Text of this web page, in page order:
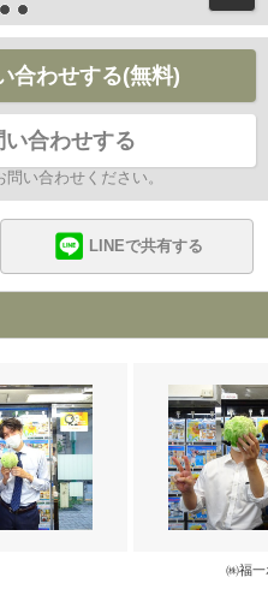
合わせする(無料)
い合わせする
い合わせください。
LINEで共有する
㈱福一